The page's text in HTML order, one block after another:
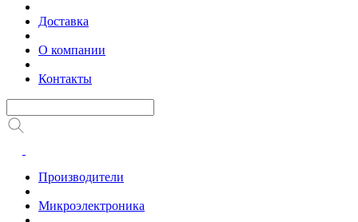
Доставка
О компании
Контакты
Производители
Микроэлектроника